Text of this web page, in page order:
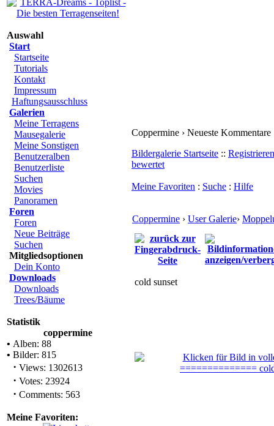
Auswahl
Start
Startseite
Tutorials
Kontakt
Impressum
Haftungsausschluss
Galerien
Meine Terragens
Mausegalerie
Meine Sonstigen
Benutzeralben
Benutzerliste
Suchen
Movies
Panoramen
Foren
Foren
Neue Beiträge
Suchen
Mitgliedsoptionen
Dein Konto
Downloads
Downloads
Trees/Bäume
Statistik
coppermine
• Alben: 88
• Bilder: 815
· Views: 1302613
· Votes: 23924
· Comments: 563
Meine Favoriten:
Coppermine › Neueste Kommentare
Bildergalerie Startseite :: Registrieren
bewertet
Meine Favoriten : Suche : Hilfe
Coppermine › User Galerie›
cold sunset